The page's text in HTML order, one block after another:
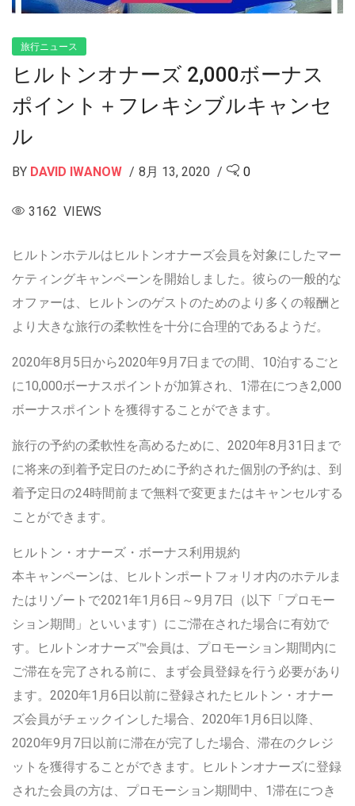
旅行ニュース
ヒルトンオナーズ 2,000ボーナス
ポイント＋フレキシブルキャンセ
ル
BY DAVID IWANOW 8月 13, 2020 0
3162 VIEWS
ヒルトンホテルはヒルトンオナーズ会員を対象にしたマー
ケティングキャンペーンを開始しました。彼らの一般的な
オファーは、ヒルトンのゲストのためのより多くの報酬と
より大きな旅行の柔軟性を十分に合理的であるようだ。
2020年8月5日から2020年9月7日までの間、10泊するごと
に10,000ボーナスポイントが加算され、1滞在につき2,000
ボーナスポイントを獲得することができます。
旅行の予約の柔軟性を高めるために、2020年8月31日まで
に将来の到着予定日のために予約された個別の予約は、到
着予定日の24時間前まで無料で変更またはキャンセルする
ことができます。
ヒルトン・オナーズ・ボーナス利用規約
本キャンペーンは、ヒルトンポートフォリオ内のホテルま
たはリゾートで2021年1月6日～9月7日（以下「プロモー
ション期間」といいます）にご滞在された場合に有効で
す。ヒルトンオナーズ™会員は、プロモーション期間内に
ご滞在を完了される前に、まず会員登録を行う必要があり
ます。2020年1月6日以前に登録されたヒルトン・オナー
ズ会員がチェックインした場合、2020年1月6日以降、
2020年9月7日以前に滞在が完了した場合、滞在のクレジ
ットを獲得することができます。ヒルトンオナーズに登録
された会員の方は、プロモーション期間中、1滞在につき